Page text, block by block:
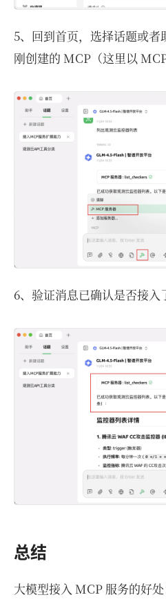
5、回到⾸⻚，选择话题或
刚创建的 MCP（这里以
6、验证消息已确认是否接入
总结
大模型接入 MCP 服务的好处